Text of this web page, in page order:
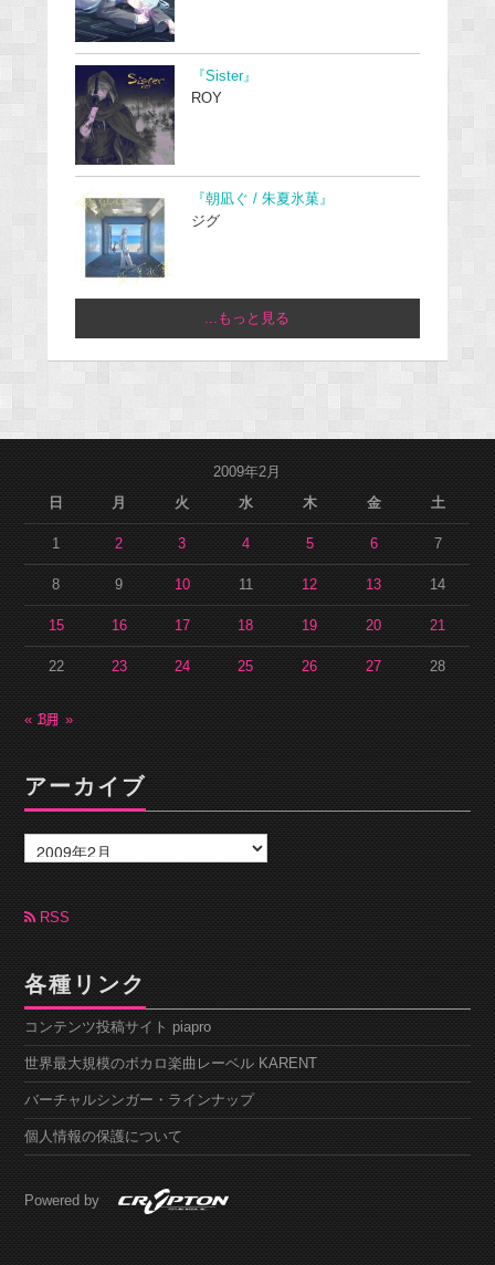
『Sister』
ROY
『朝凪ぐ / 朱夏氷菓』
ジグ
...もっと見る
2009年2月
日
月 火 水 木 金 土
1 2 3 4 5 6 7
8 9 10 11 12 13 14
15 16 17 18 19 20 21
22 23 24 25 26 27 28
« 1月3月 »
アーカイブ
ー
カ
ブ
RSS
各種リンク
コンテンツ投稿サイト piapro
世界最大規模のボカロ楽曲レーベル KARENT
バーチャルシンガー・ラインナップ
個人情報の保護について
Powered by